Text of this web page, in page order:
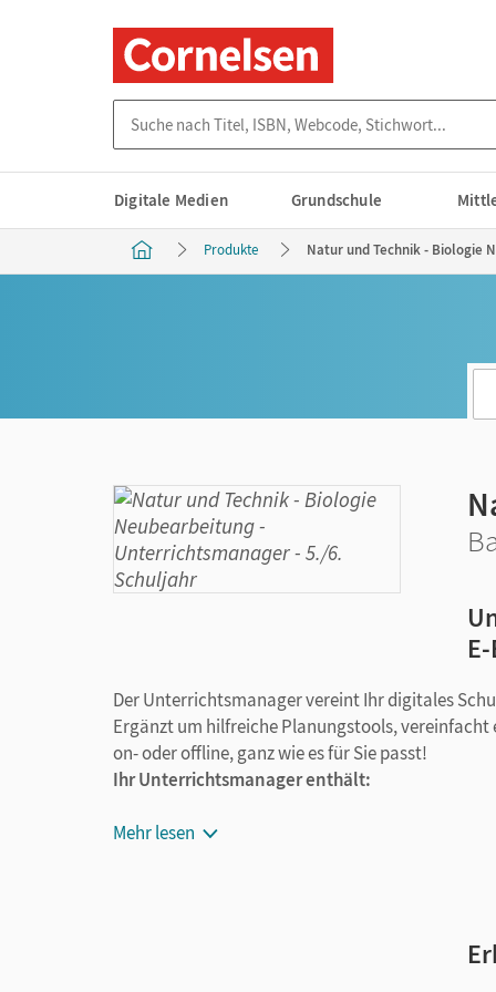
Digitale Medien Grundschule
Produkte Natur und Technik - Biologie
Der Unterrichtsmanager vereint Ihr digitales
Ergänzt um hilfreiche Planungstools,
on- oder offline, ganz wie es für Sie passt!
Ihr Unterrichtsmanager enthält:
das E-Book
Lösungen zu allen Aufgaben im Schulbuch
Mehr lesen